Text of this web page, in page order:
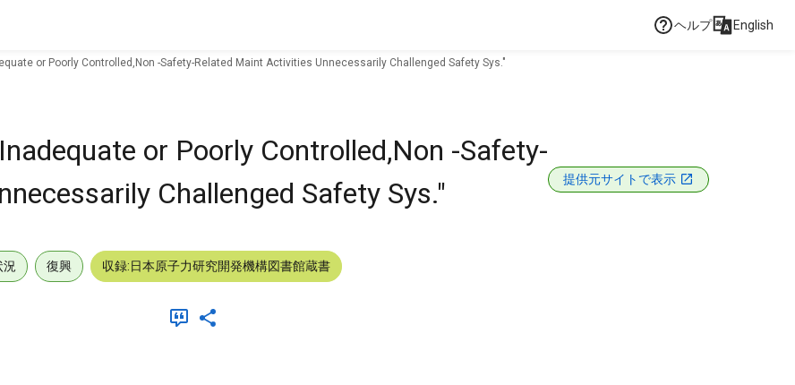
ヘルプ English
or Poorly Controlled,Non -Safety-Related Maint Activities Unnecessarily Challenged Safety Sys."
or Poorly Controlled,Non -Safety-
Challenged Safety Sys."
提供元サイトで表示
復興 収録:日本原子力研究開発機構図書館蔵書